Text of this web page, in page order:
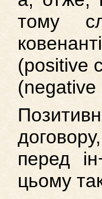
тому
(positive
перед
цьому